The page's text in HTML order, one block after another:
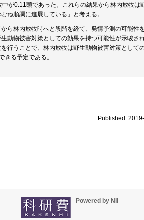
が0.11頭であった。これらの結果から林内放牧は
ね順調に進展している」と考える。
ら林内放牧時へと段階を経て、発情予測の可能性を
動物被害対策としての効果を持つ可能性が示唆さ
行うことで、林内放牧は野生動物被害対策として
る予定である。
Published:
Powered by NII